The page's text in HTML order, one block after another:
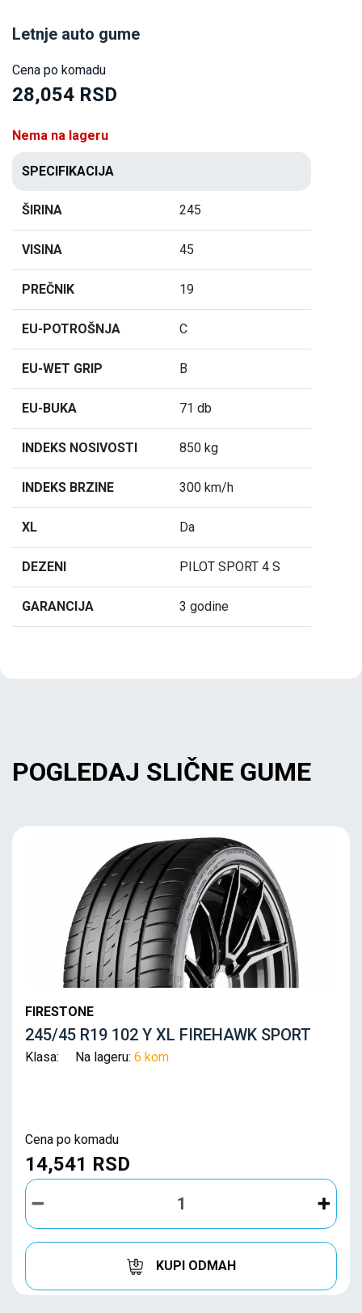
Letnje auto gume
Cena po komadu
28,054 RSD
Nema na lageru
SPECIFIKACIJA
ŠIRINA 245
VISINA 45
PREČNIK 19
EU-POTROŠNJA C
EU-WET GRIP B
EU-BUKA 71 db
INDEKS NOSIVOSTI 850 kg
INDEKS BRZINE 300 km/h
XL Da
DEZENI PILOT SPORT 4 S
GARANCIJA 3 godine
POGLEDAJ SLIČNE GUME
FIRESTONE
245/45 R19 102 Y XL FIREHAWK SPORT
Klasa: Na lageru: 6 kom
Cena po komadu
14,541 RSD
KUPI ODMAH